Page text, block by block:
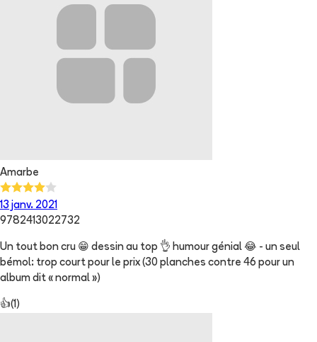
Amarbe
13 janv. 2021
9782413022732
Un tout bon cru 😁 dessin au top 👌 humour génial 😂 - un seul
bémol: trop court pour le prix (30 planches contre 46 pour un
album dit « normal »)
👍(1)